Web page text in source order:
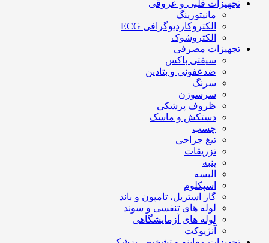
تجهیزات قلبی و عروقی
مانیتورینگ
الکتروکاردیوگرافی ECG
الکتروشوک
تجهیزات مصرفی
سیفتی باکس
ضدعفونی و بتادین
سرنگ
سرسوزن
ظروف پزشکی
دستکش و ماسک
چسب
تیغ جراحی
تزریقات
پنبه
البسه
اسپکلوم
گاز استریل، تامپون و باند
لوله های تنفسی و سوند
لوله های آزمایشگاهی
آنژیوکت